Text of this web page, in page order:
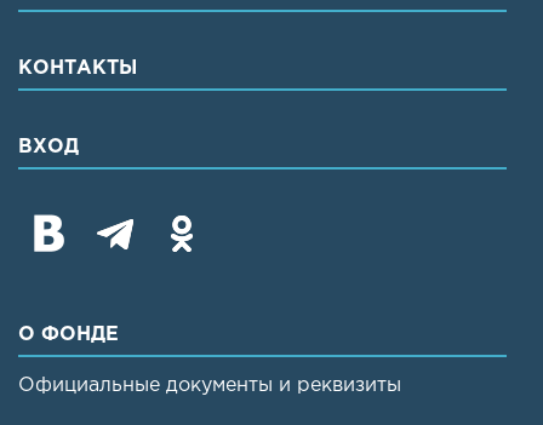
КОНТАКТЫ
ВХОД
О ФОНДЕ
Официальные документы и реквизиты